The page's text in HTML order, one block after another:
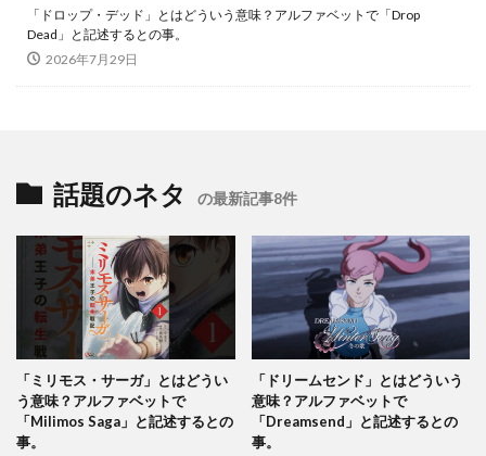
「ドロップ・デッド」とはどういう意味？アルファベットで「Drop
Dead」と記述するとの事。
2026年7月29日
話題のネタ の最新記事8件
「ミリモス・サーガ」とはどうい
う意味？アルファベットで
「Milimos Saga」と記述するとの
事。
「ドリームセンド」とはどういう
意味？アルファベットで
「Dreamsend」と記述するとの
事。